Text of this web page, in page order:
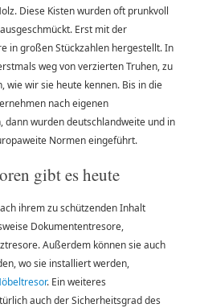
Diese Kisten wurden oft prunkvoll
Erst mit der
in großen Stückzahlen hergestellt. In
weg von verzierten Truhen, zu
wie wir sie heute kennen. Bis in die
nach eigenen
dann wurden deutschlandweite und in
Normen eingeführt.
gibt es heute
ihrem zu schützenden Inhalt
Dokumententresore,
Außerdem können sie auch
wo sie installiert werden,
. Ein weiteres
auch der Sicherheitsgrad des